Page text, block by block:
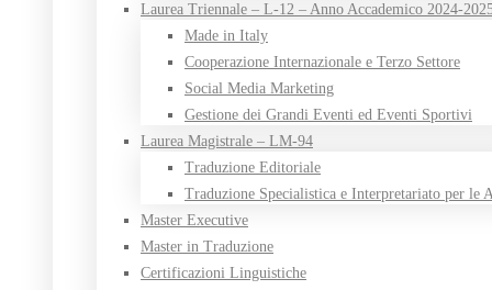
Laurea Triennale – L-12 – Anno Accademico 2024-
Made in Italy
Cooperazione Internazionale e Terzo Settore
Social Media Marketing
Gestione dei Grandi Eventi ed Eventi Sportivi
Laurea Magistrale – LM-94
Traduzione Editoriale
Traduzione Specialistica e Interpretariato per le
Master Executive
Master in Traduzione
Certificazioni Linguistiche